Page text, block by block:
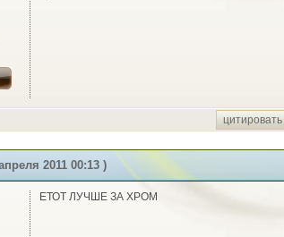
цитировать
2011 00:13 )
ЕТОТ ЛУЧШЕ ЗА ХРОМ